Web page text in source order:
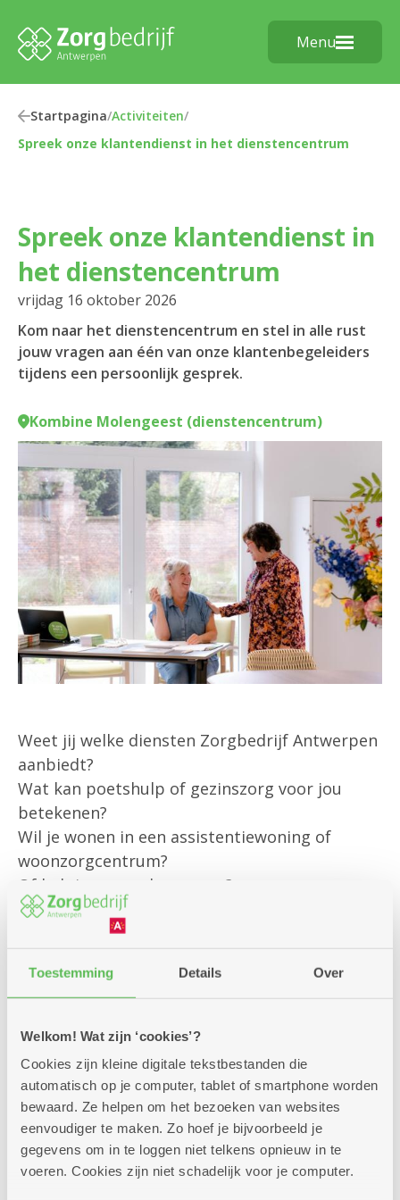
Toestemming Details Over
Welkom! Wat zijn ‘cookies’?
Cookies zijn kleine digitale tekstbestanden die
automatisch op je computer, tablet of smartphone worden
bewaard. Ze helpen om het bezoeken van websites
eenvoudiger te maken. Zo hoef je bijvoorbeeld je
gegevens om in te loggen niet telkens opnieuw in te
voeren. Cookies zijn niet schadelijk voor je computer.
Menu
Startpagina/Activiteiten/
Spreek onze klantendienst in het dienstencentrum
Spreek onze klantendienst in
het dienstencentrum
vrijdag 16 oktober 2026
Kom naar het dienstencentrum en stel in alle rust
jouw vragen aan één van onze klantenbegeleiders
tijdens een persoonlijk gesprek.
Kombine Molengeest (dienstencentrum)
Weet jij welke diensten Zorgbedrijf Antwerpen
aanbiedt?
Wat kan poetshulp of gezinszorg voor jou
betekenen?
Wil je wonen in een assistentiewoning of
woonzorgcentrum?
Of heb je een andere vraag?
Onze klantenbegeleider is er om jou
bestaande diensten
en om je te informeren over alle
mogelijkheden die we aanbieden.
Kom gerust langs – we helpen je graag verder!
Zitdagen klantendienst